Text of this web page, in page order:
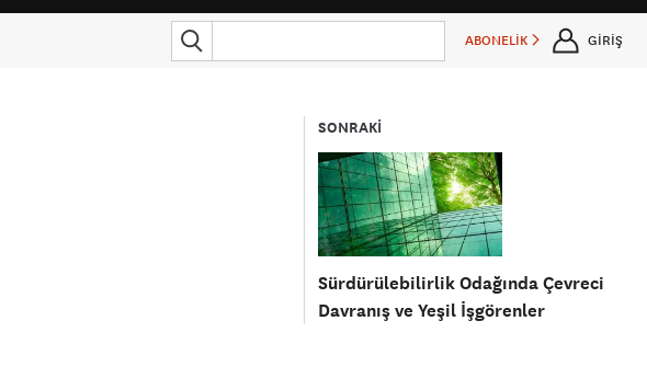
ABONELİK GİRİŞ
SONRAKİ
Sürdürülebilirlik Odağında Çevreci
Davranış ve Yeşil İşgörenler